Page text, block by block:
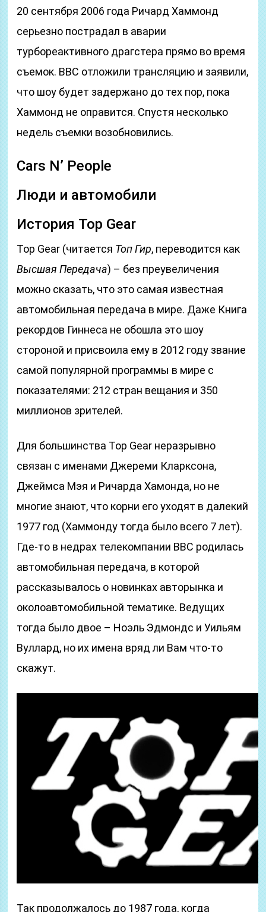
20 сентября 2006 года Ричард Хаммонд
серьезно пострадал в аварии
турбореактивного драгстера прямо во время
съемок. BBC отложили трансляцию и заявили,
что шоу будет задержано до тех пор, пока
Хаммонд не оправится. Спустя несколько
недель съемки возобновились.
Cars N’ People
Люди и автомобили
История Top Gear
Top Gear (читается Топ Гир, переводится как
Высшая Передача) – без преувеличения
можно сказать, что это самая известная
автомобильная передача в мире. Даже Книга
рекордов Гиннеса не обошла это шоу
стороной и присвоила ему в 2012 году звание
самой популярной программы в мире с
показателями: 212 стран вещания и 350
миллионов зрителей.
Для большинства Top Gear неразрывно
связан с именами Джереми Кларксона,
Джеймса Мэя и Ричарда Хамонда, но не
многие знают, что корни его уходят в далекий
1977 год (Хаммонду тогда было всего 7 лет).
Где-то в недрах телекомпании BBC родилась
автомобильная передача, в которой
рассказывалось о новинках авторынка и
околоавтомобильной тематике. Ведущих
тогда было двое – Ноэль Эдмондс и Уильям
Вуллард, но их имена вряд ли Вам что-то
скажут.
Так продолжалось до 1987 года, когда